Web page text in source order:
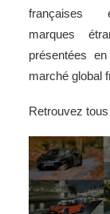
marques
présentées
marché global
Retrouvez